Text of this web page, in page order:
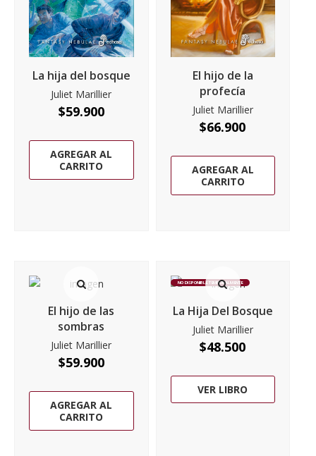
La hija del bosque
Juliet Marillier
$59.900
AGREGAR AL
CARRITO
El hijo de la
profecía
Juliet Marillier
$66.900
AGREGAR AL
CARRITO
El hijo de las
sombras
Juliet Marillier
$59.900
AGREGAR AL
CARRITO
NO DISPONIBLE TEMPORALMENTE
La Hija Del Bosque
Juliet Marillier
$48.500
VER LIBRO